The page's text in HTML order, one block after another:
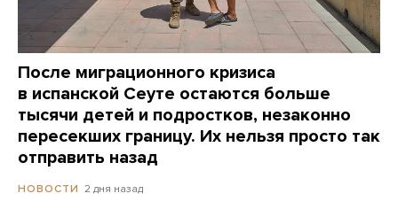
После миграционного кризиса
в испанской Сеуте остаются больше
тысячи детей и подростков, незаконно
пересекших границу. Их нельзя просто так
отправить назад
НОВОСТИ 2 дня назад